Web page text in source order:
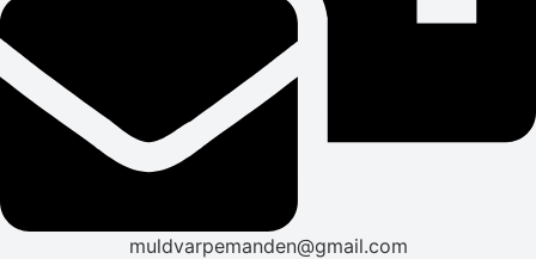
muldvarpemanden@gmail.com